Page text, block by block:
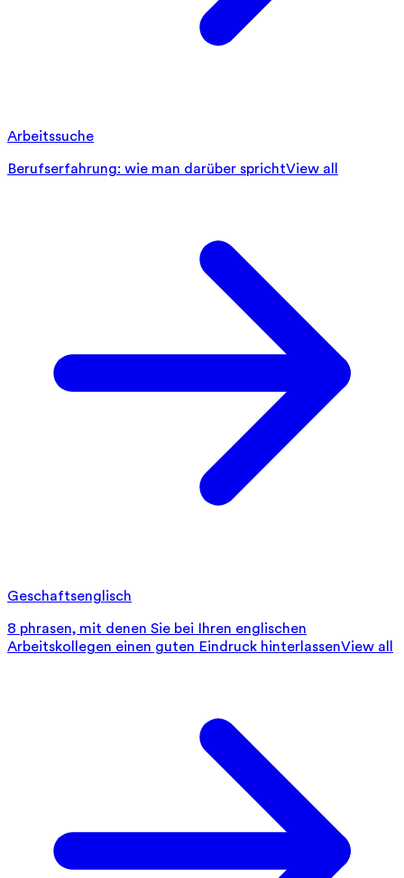
Arbeitssuche
Berufserfahrung: wie man darüber sprichtView all
Geschaftsenglisch
8 phrasen, mit denen Sie bei Ihren englischen
Arbeitskollegen einen guten Eindruck hinterlassenView all